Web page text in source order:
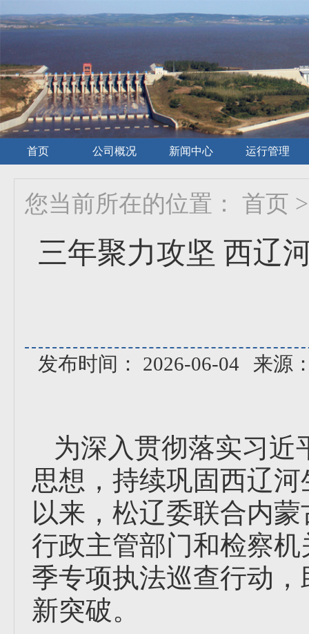
首页 公司概况 新闻中心 运行管理
您当前所在的位置： 首页 >
三年聚力攻坚 西辽
发布时间： 2026-06-04 来源
为深入贯彻落实习近
思想，持续巩固西辽
以来，松辽委联合内
行政主管部门和检察
季专项执法巡查行动
新突破。